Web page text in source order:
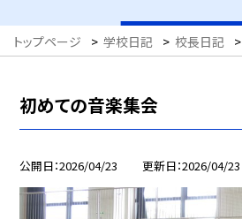
トップページ > 学校日記 > 校長日記 >
初めての音楽集会
公開日 2026/04/23 更新日 2026/04/23